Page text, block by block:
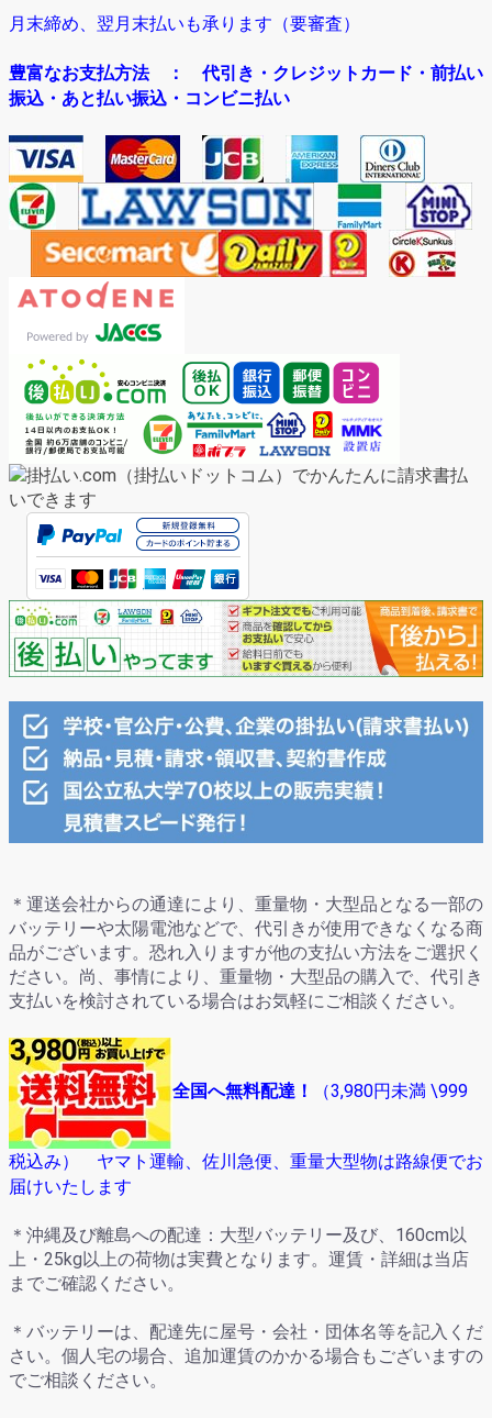
月末締め、翌月末払いも承ります（要審査）
豊富なお支払方法： 代引き・クレジットカード・前払い
振込・あと払い振込・コンビニ払い
＊運送会社からの通達により、重量物・大型品となる一部の
バッテリーや太陽電池などで、代引きが使用できなくなる商
品がございます。恐れ入りますが他の支払い方法をご選択く
ださい。尚、事情により、重量物・大型品の購入で、代引き
支払いを検討されている場合はお気軽にご相談ください。
全国へ無料配達！ （3,980円未満 \999
税込み） ヤマト運輸、佐川急便、重量大型物は路線便でお
届けいたします
＊沖縄及び離島への配達：大型バッテリー及び、160cm以
上・25kg以上の荷物は実費となります。運賃・詳細は当店
までご確認ください。
＊バッテリーは、配達先に屋号・会社・団体名等を記入くだ
さい。個人宅の場合、追加運賃のかかる場合もございますの
でご相談ください。